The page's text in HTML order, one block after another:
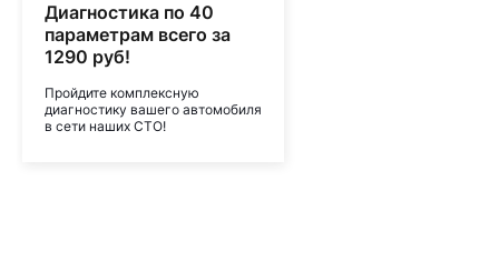
Диагностика по 40
параметрам всего за
1290 руб!
Пройдите комплексную
диагностику вашего автомобиля
в сети наших СТО!